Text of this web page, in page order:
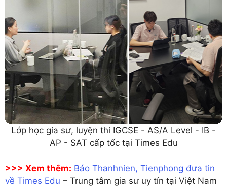
Lớp học gia sư, luyện thi IGCSE - AS/A Level - IB -
AP - SAT cấp tốc tại Times Edu
>>> Xem thêm: Báo Thanhnien, Tienphong đưa tin
về Times Edu – Trung tâm gia sư uy tín tại Việt Nam